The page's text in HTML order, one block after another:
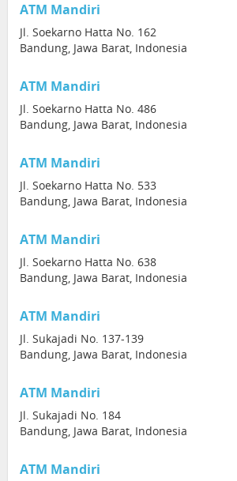
ATM Mandiri
Jl. Soekarno Hatta No. 162
Bandung, Jawa Barat, Indonesia
ATM Mandiri
Jl. Soekarno Hatta No. 486
Bandung, Jawa Barat, Indonesia
ATM Mandiri
Jl. Soekarno Hatta No. 533
Bandung, Jawa Barat, Indonesia
ATM Mandiri
Jl. Soekarno Hatta No. 638
Bandung, Jawa Barat, Indonesia
ATM Mandiri
Jl. Sukajadi No. 137-139
Bandung, Jawa Barat, Indonesia
ATM Mandiri
Jl. Sukajadi No. 184
Bandung, Jawa Barat, Indonesia
ATM Mandiri